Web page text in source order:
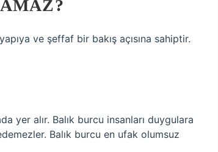
ve şeffaf bir bakış açısına sahiptir.
yer alır. Balık burcu insanları duygulara
Balık burcu en ufak olumsuz